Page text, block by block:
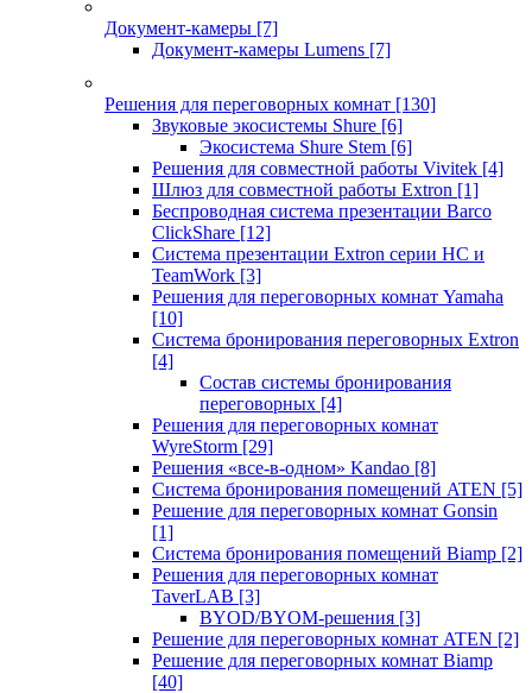
Документ-камеры [7]
Документ-камеры Lumens [7]
Решения для переговорных комнат [130]
Звуковые экосистемы Shure [6]
Экосистема Shure Stem [6]
Решения для совместной работы Vivitek [4]
Шлюз для совместной работы Extron [1]
Беспроводная система презентации Barco
ClickShare [12]
Система презентации Extron серии HC и
TeamWork [3]
Решения для переговорных комнат Yamaha
[10]
Система бронирования переговорных Extron
[4]
Состав системы бронирования
переговорных [4]
Решения для переговорных комнат
WyreStorm [29]
Решения «все-в-одном» Kandao [8]
Система бронирования помещений ATEN [5]
Решение для переговорных комнат Gonsin
[1]
Система бронирования помещений Biamp [2]
Решения для переговорных комнат
TaverLAB [3]
BYOD/BYOM-решения [3]
Решение для переговорных комнат ATEN [2]
Решение для переговорных комнат Biamp
[40]